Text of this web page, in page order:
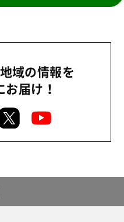
域の情報を
届け！